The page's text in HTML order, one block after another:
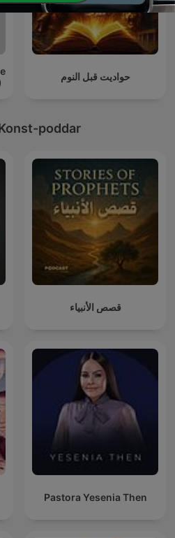
حواديت قبل النوم
poddar
قصص الأنبياء
Pastora Yesenia Then